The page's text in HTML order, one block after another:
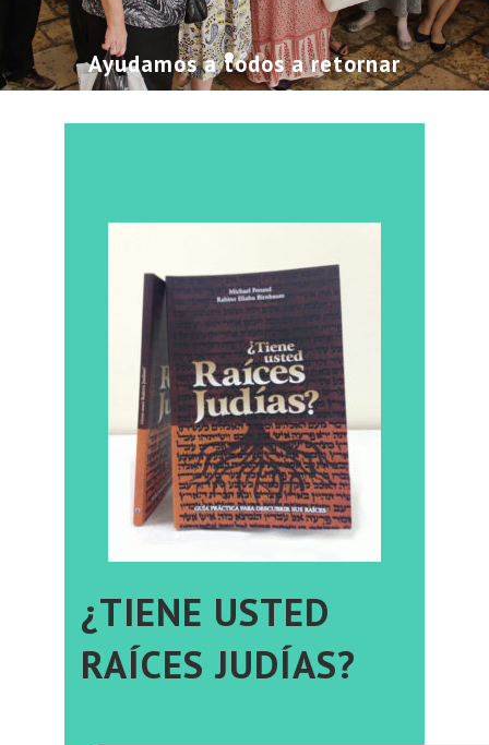
Ayudamos a todos a retornar
¿TIENE USTED
RAÍCES JUDÍAS?